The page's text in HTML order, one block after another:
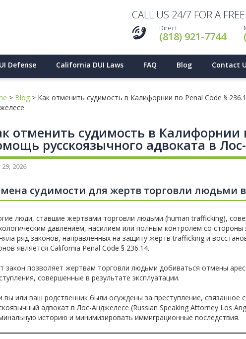
CALL US 24/7 FOR A
Direct
(818) 921-7744
Defense California DUI Laws FAQ Blog Contact
> Blog > Как отменить судимость в Калифорнии по Penal Code §
отменить судимость в Калифорнии
русскоязычного адвоката в
2026
судимости для жертв торговли людьми
люди, ставшие жертвами торговли людьми (human trafficking),
давлением, насилием или полным контролем со
ряд законов, направленных на защиту жертв trafficking и
является California Penal Code § 236.14.
закон позволяет жертвам торговли людьми добиваться отмены
совершенные в результате эксплуатации.
вы или ваш родственник были осуждены за преступление, связанное
адвокат в Лос-Анджелесе (Russian Speaking Attorney Los
историю и минимизировать иммиграционные последствия.